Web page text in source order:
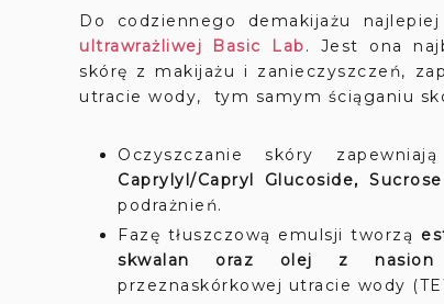
Do codziennego demakijażu
ultrawrażliwej Basic Lab. Jest ona
skórę z makijażu i zanieczyszczeń,
utracie wody, tym samym ściąganiu
Oczyszczanie skóry
Caprylyl/Capryl Glucoside,
podrażnień.
Fazę tłuszczową emulsji tworzą
skwalan oraz olej z nasion
przeznaskórkowej utracie wody